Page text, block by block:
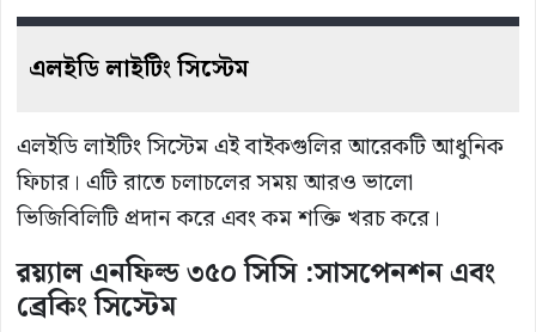
এলইডিলাইটিংসিস্টেম
এলইডি লাইটিং সিস্টেম এই বাইকগুলির আরেকটি আধুনিক
ফিচার। এটি রাতে চলাচলের সময় আরও ভালো
ভিজিবিলিটি প্রদান করে এবং কম শক্তি খরচ করে।
রয়্যাল এনফিল্ড ৩৫০ সিসি :সাসপেনশন এবং
ব্রেকিং সিস্টেম